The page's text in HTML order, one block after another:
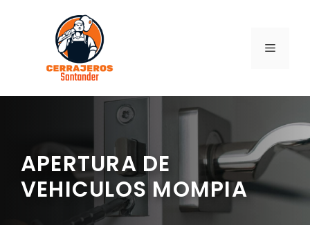
contenido
MENÚ
APERTURA DE
VEHICULOS MOMPIA